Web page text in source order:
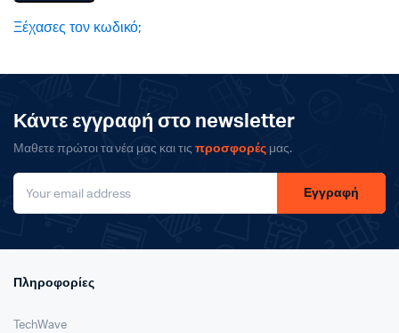
Ξέχασες τον κωδικό;
Κάντε εγγραφή στο newsletter
Μαθετε πρώτοι τα νέα μας και τιςπροσφορέςμας.
Εγγραφή
Πληροφορίες
TechWave